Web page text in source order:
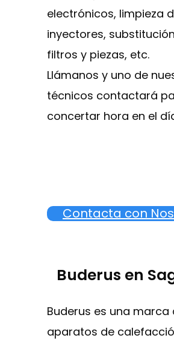
electrónicos, limpieza
inyectores,
filtros y piezas, etc.
Llámanos y uno de
técnicos contactará
concertar hora en el
Contacta con
Buderus en
Buderus es una marca
aparatos de